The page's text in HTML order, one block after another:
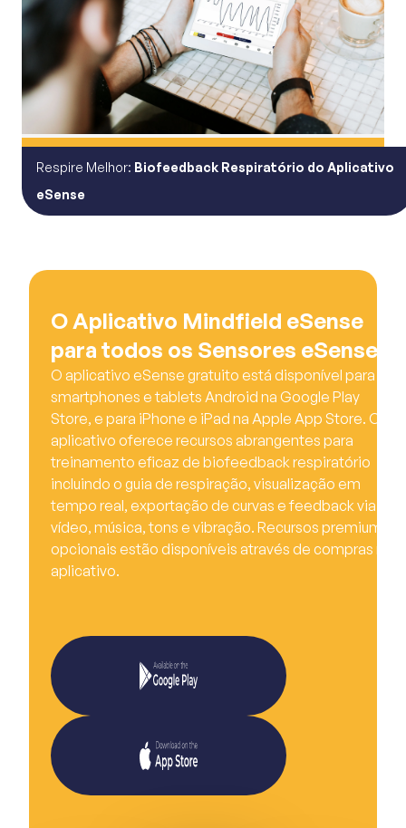
Respire Melhor: Biofeedback Respiratório do Aplicativo
eSense
O Aplicativo Mindfield eSense
para todos os Sensores eSense
O aplicativo eSense gratuito está disponível para
smartphones e tablets Android na Google Play
Store, e para iPhone e iPad na Apple App Store. O
aplicativo oferece recursos abrangentes para
treinamento eficaz de biofeedback respiratório
incluindo o guia de respiração, visualização em
tempo real, exportação de curvas e feedback via
vídeo, música, tons e vibração. Recursos premium
opcionais estão disponíveis através de compras no
aplicativo.